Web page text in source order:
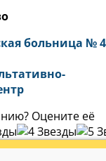
больница № 4
Оцените её